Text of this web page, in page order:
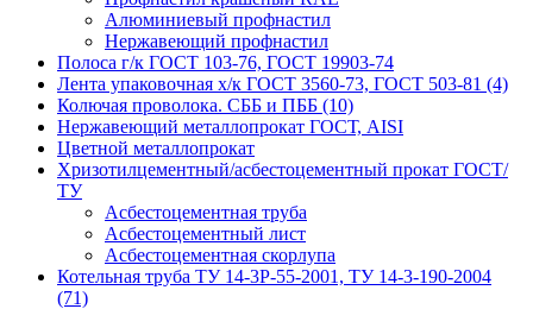
Алюминиевый профнастил
Нержавеющий профнастил
Полоса г/к ГОСТ 103-76, ГОСТ 19903-74
Лента упаковочная х/к ГОСТ 3560-73, ГОСТ 503-81 (4)
Колючая проволока. СББ и ПББ (10)
Нержавеющий металлопрокат ГОСТ, AISI
Цветной металлопрокат
Хризотилцементный/асбестоцементный прокат ГОСТ/
ТУ
Асбестоцементная труба
Асбестоцементный лист
Асбестоцементная скорлупа
Котельная труба ТУ 14-3Р-55-2001, ТУ 14-3-190-2004
(71)